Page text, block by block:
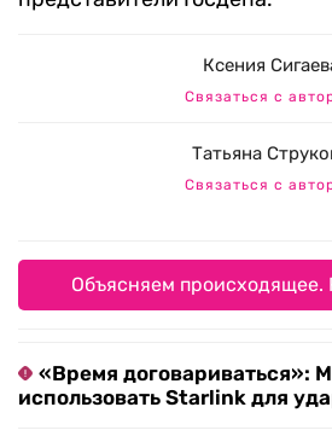
Ксения
Связаться с
Татьяна
Связаться с
Объясняем происходящее.
«Время договариваться»:
использовать Starlink для